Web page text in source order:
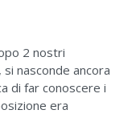
2 nostri
nasconde ancora
di far conoscere i
era